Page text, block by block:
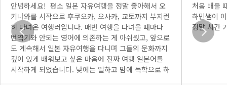
안녕하세요! 평소 일본 자유여행을 정말 좋아해서 오
키나와를 시작으로 후쿠오카, 오사카, 교토까지 부지런
히 다녀온 여행러입니다. 매번 여행을 다녀올 때마다
번역기와 안되는 영어에 의존하는 게 아쉬웠고, 앞으로
도 계속해서 일본 자유여행을 다니며 그들의 문화까지
깊이 있게 배워보고 싶은 마음에 진짜 여행 일본어를
시작하게 되었습니다. 낮에는 일하고 밤에 독학으로 하
처음 배울
하민쌤이
정말 시간